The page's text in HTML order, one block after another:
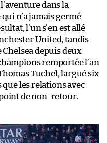
dans la
n’a jamais germé
l’un s’en est allé
United, tandis
depuis deux
remportée l’an
Tuchel, largué six
que les relations avec
de non-retour.